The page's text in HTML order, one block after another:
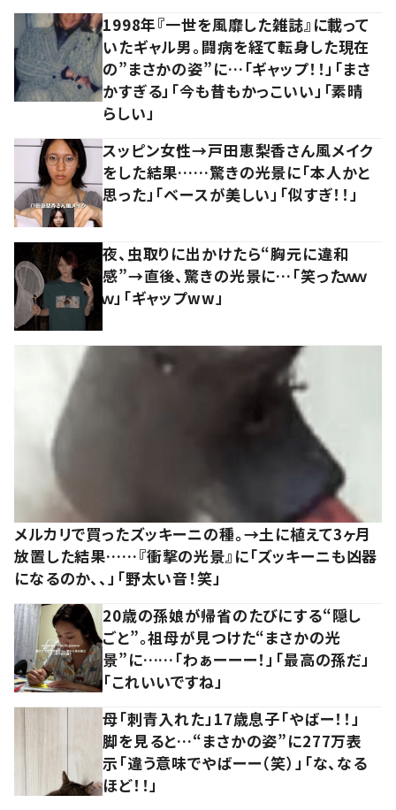
1998年『一世を風靡した雑誌』に載って
いたギャル男。闘病を経て転身した現在
の”まさかの姿”に…「ギャップ！！」「まさ
かすぎる」「今も昔もかっこいい」「素晴
らしい」
スッピン女性→戸田恵梨香さん風メイク
をした結果……驚きの光景に「本人かと
思った」「ベースが美しい」「似すぎ！！」
夜、虫取りに出かけたら“胸元に違和
感”→直後、驚きの光景に…「笑ったｗｗ
ｗ」「ギャップww」
メルカリで買ったズッキーニの種。→土に植えて3ヶ月
放置した結果……『衝撃の光景』に「ズッキーニも凶器
になるのか、、」「野太い音！笑」
20歳の孫娘が帰省のたびにする“隠し
ごと”。祖母が見つけた“まさかの光
景”に……「わぁーーー！」「最高の孫だ」
「これいいですね」
母「刺青入れた」17歳息子「やばー！！」
脚を見ると…“まさかの姿”に277万表
示「違う意味でやばーー（笑）」「な、なる
ほど！！」